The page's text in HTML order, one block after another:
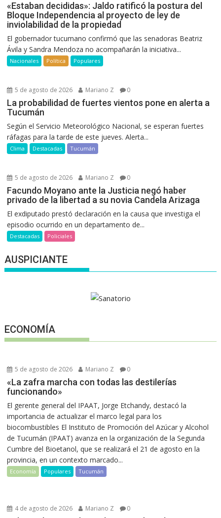
«Estaban decididas»: Jaldo ratificó la postura del
Bloque Independencia al proyecto de ley de
inviolabilidad de la propiedad
El gobernador tucumano confirmó que las senadoras Beatriz
Ávila y Sandra Mendoza no acompañarán la iniciativa...
Nacionales Política Populares
5 de agosto de 2026 Mariano Z 0
La probabilidad de fuertes vientos pone en alerta a
Tucumán
Según el Servicio Meteorológico Nacional, se esperan fuertes
ráfagas para la tarde de este jueves. Alerta...
Clima Destacadas Tucumán
5 de agosto de 2026 Mariano Z 0
Facundo Moyano ante la Justicia negó haber
privado de la libertad a su novia Candela Arizaga
El exdiputado prestó declaración en la causa que investiga el
episodio ocurrido en un departamento de...
Destacadas Policiales
AUSPICIANTE
ECONOMÍA
5 de agosto de 2026 Mariano Z 0
«La zafra marcha con todas las destilerías
funcionando»
El gerente general del IPAAT, Jorge Etchandy, destacó la
importancia de actualizar el marco legal para los
biocombustibles El Instituto de Promoción del Azúcar y Alcohol
de Tucumán (IPAAT) avanza en la organización de la Segunda
Cumbre del Bioetanol, que se realizará el 21 de agosto en la
provincia, en un contexto marcado...
Economía Populares Tucumán
4 de agosto de 2026 Mariano Z 0